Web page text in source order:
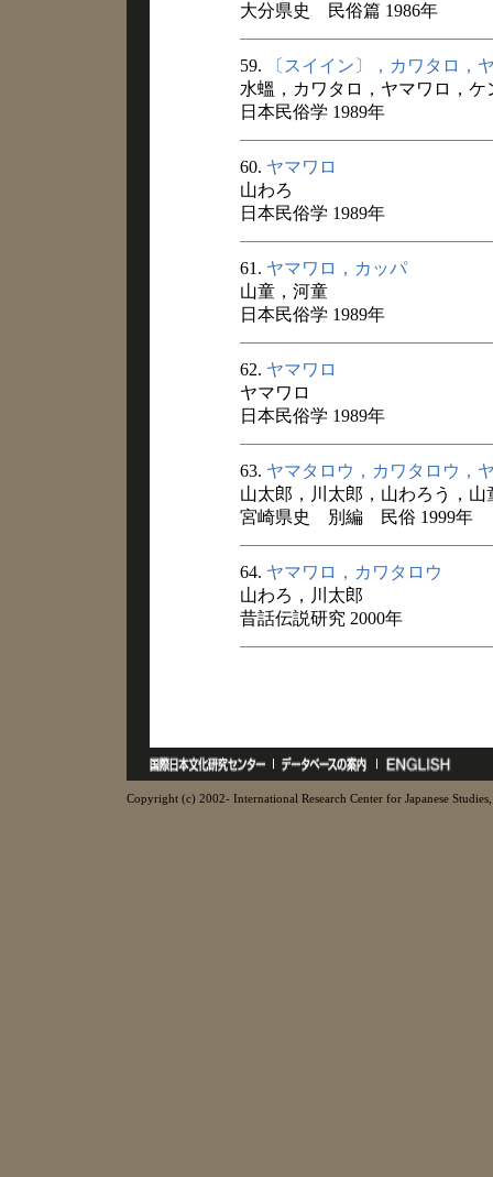
大分県史 民俗篇 1986年
59.
〔スイイン〕，カワタロ，
水蝹，カワタロ，ヤマワロ，ケ
日本民俗学 1989年
60. ヤマワロ
山わろ
日本民俗学 1989年
61. ヤマワロ，カッパ
山童，河童
日本民俗学 1989年
62. ヤマワロ
ヤマワロ
日本民俗学 1989年
63. ヤマタロウ，カワタロウ，
山太郎，川太郎，山わろう，山
宮崎県史 別編 民俗 1999年
64. ヤマワロ，カワタロウ
山わろ，川太郎
昔話伝説研究 2000年
Copyright (c) 2002- International Research Center for Japanese